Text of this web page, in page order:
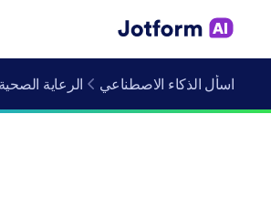
اسأل الذكاء الاصطناعي الرعاية الصحية